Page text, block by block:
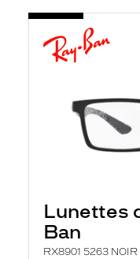
Lunettes
Ban
RX8901 5263